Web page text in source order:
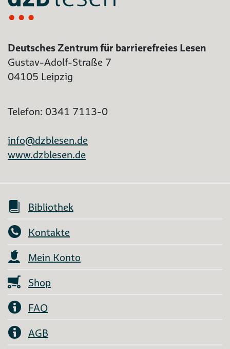
Deutsches Zentrum für barrierefreies Lesen
Gustav-Adolf-Straße 7
04105 Leipzig
Telefon: 0341 7113-0
info@dzblesen.de
www.dzblesen.de
Bibliothek
Kontakte
Mein Konto
Shop
FAQ
AGB